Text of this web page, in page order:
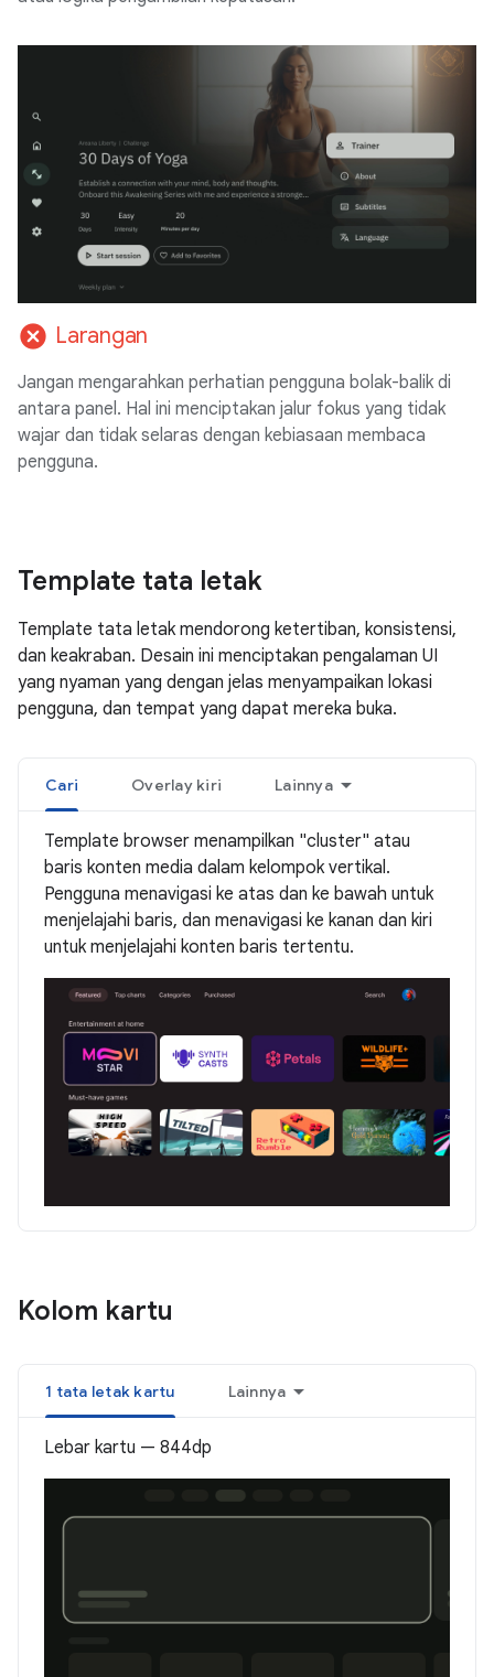
cancel Larangan
Jangan mengarahkan perhatian pengguna bolak-balik di
antara panel. Hal ini menciptakan jalur fokus yang tidak
wajar dan tidak selaras dengan kebiasaan membaca
pengguna.
Template tata letak
Template tata letak mendorong ketertiban, konsistensi,
dan keakraban. Desain ini menciptakan pengalaman UI
yang nyaman yang dengan jelas menyampaikan lokasi
pengguna, dan tempat yang dapat mereka buka.
Cari Overlay kiri Lainnya
Template browser menampilkan "cluster" atau
baris konten media dalam kelompok vertikal.
Pengguna menavigasi ke atas dan ke bawah untuk
menjelajahi baris, dan menavigasi ke kanan dan kiri
untuk menjelajahi konten baris tertentu.
Kolom kartu
1 tata letak kartu Lainnya
Lebar kartu — 844dp